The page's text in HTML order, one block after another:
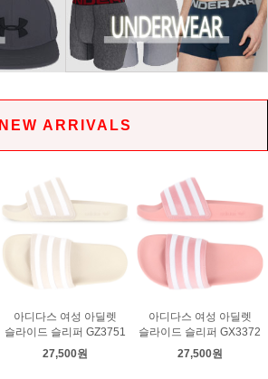
NEW ARRIVALS
아디다스 여성 아딜렛
슬라이드 슬리퍼 GZ3751
27,500원
아디다스 여성 아딜렛
슬라이드 슬리퍼 GX3372
27,500원